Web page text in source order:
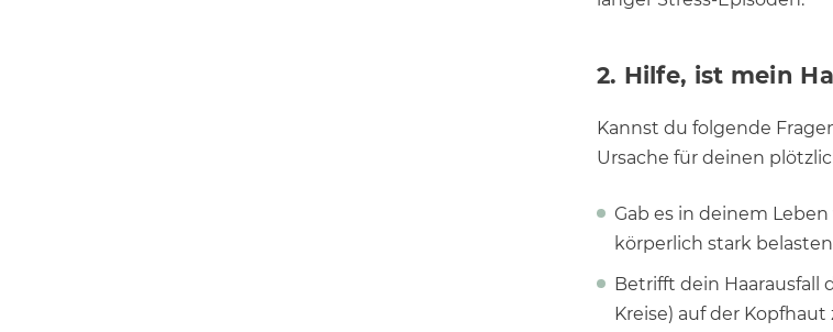
2. Hilfe, ist mein
Kannst du folgende
Ursache für deinen
Gab es in deinem Leben
körperlich stark
Betrifft dein Haarausfall
Kreise) auf der Kopfhaut